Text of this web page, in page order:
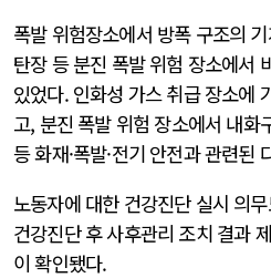
폭발 위험장소에서 방폭 구조의
탄장 등 분진 폭발 위험 장소에서
있었다. 인화성 가스 취급 장소에
고, 분진 폭발 위험 장소에서 내화
등 화재·폭발·전기 안전과 관련된
노동자에 대한 건강진단 실시 의
건강진단 후 사후관리 조치 결과
이 확인됐다.